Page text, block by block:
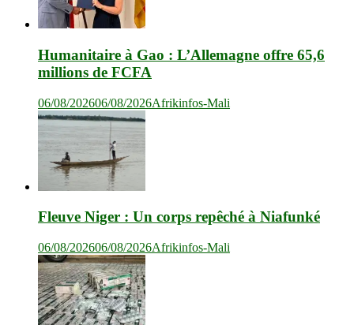
Humanitaire à Gao : L’Allemagne offre 65,6
millions de FCFA
06/08/202606/08/2026Afrikinfos-Mali
Fleuve Niger : Un corps repêché à Niafunké
06/08/202606/08/2026Afrikinfos-Mali